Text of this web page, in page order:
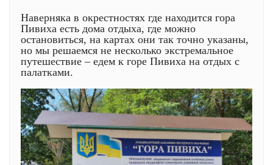
Наверняка в окрестностях где находится гора
Пивиха есть дома отдыха, где можно
остановиться, на картах они так точно указаны,
но мы решаемся не несколько экстремальное
путешествие – едем к горе Пивиха на отдых с
палатками.